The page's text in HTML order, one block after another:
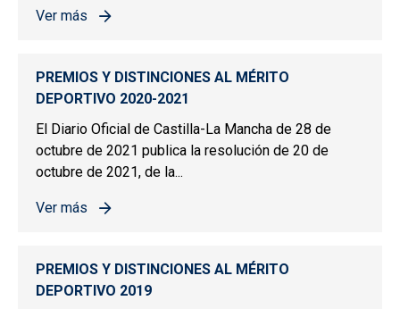
Ver más
sobre PREMIOS Y DISTINCIONES AL MÉRITO
PREMIOS Y DISTINCIONES AL MÉRITO
DEPORTIVO 2020-2021
El Diario Oficial de Castilla-La Mancha de 28 de
octubre de 2021 publica la resolución de 20 de
octubre de 2021, de la...
Ver más
sobre PREMIOS Y DISTINCIONES AL MÉRITO
PREMIOS Y DISTINCIONES AL MÉRITO
DEPORTIVO 2019